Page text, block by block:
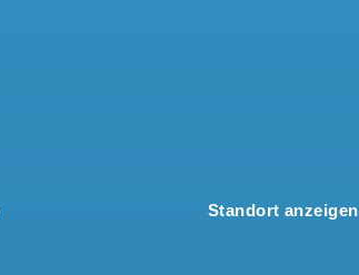
Standort anzeigen